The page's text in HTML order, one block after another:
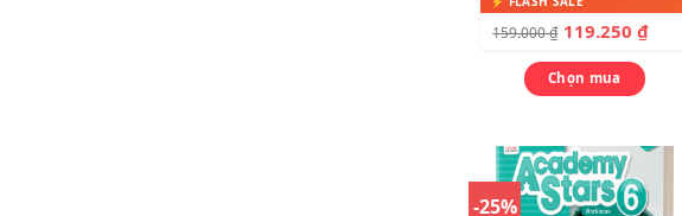
159.000₫ 119.250 ₫
Chọn mua
-25%